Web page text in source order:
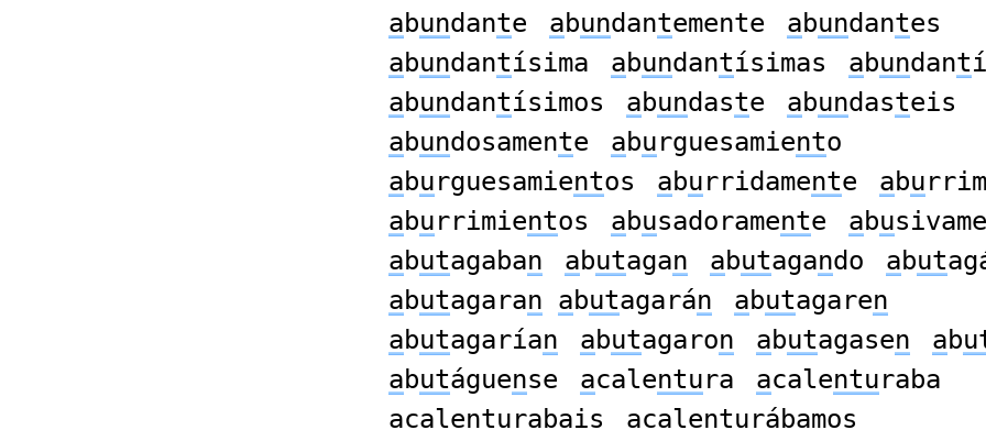
abundante abundantemente abundantes
abundantísima abundantísimas abundant
abundantísimos abundaste abundasteis
abundosamente aburguesamiento
aburguesamientos aburridamente abu
aburrimientos abusadoramente abusivame
abutagaban abutagan abutagando abut
abutagaran abutagarán abutagaren
abutagarían abutagaron abutagasen ab
abutáguense acalentura acalenturaba
acalenturabais acalenturábamos